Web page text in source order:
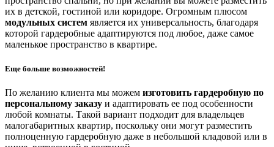
их в детской, гостиной или коридоре. Огромным плюсом
модульных систем является их универсальность, благодаря
которой гардеробные адаптируются под любое, даже самое
маленькое пространство в квартире.
Еще больше возможностей!
По желанию клиента мы можем изготовить гардеробную по
персональному заказу и адаптировать ее под особенности
любой комнаты. Такой вариант подходит для владельцев
малогабаритных квартир, поскольку они могут разместить
полноценную гардеробную даже в небольшой кладовой или в